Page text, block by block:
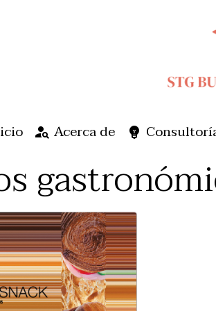
Acerca de